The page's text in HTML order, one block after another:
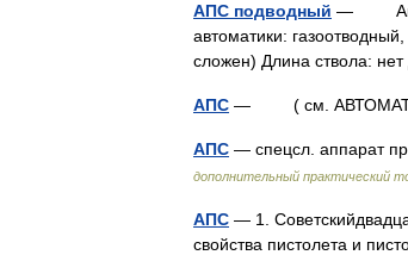
АПС подводный —
автоматики:
сложен) Длина ствола:
АПС — ( см.
АПС — спецсл. аппарат
дополнительный практический
АПС — 1.
свойства пистолета и